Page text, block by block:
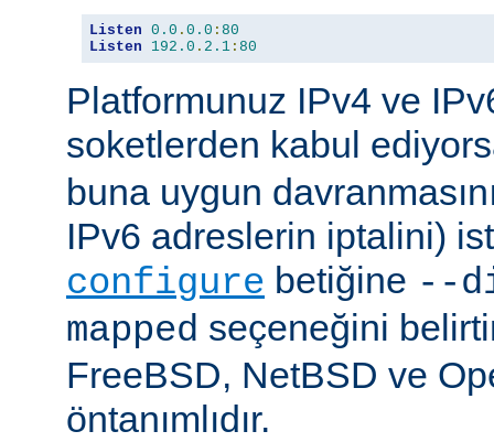
Listen 0.0 . 0.0 : 80
Listen
192.0 . 2.1 : 80
Platformunuz IPv4 ve
soketlerden kabul
buna uygun
IPv6 adreslerin iptalini)
configure betiğine --
mapped seçeneğini
FreeBSD, NetBSD ve
öntanımlıdır.